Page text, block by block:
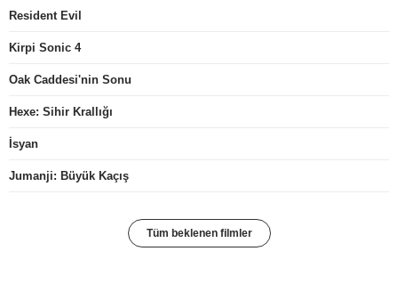
Resident Evil
Kirpi Sonic 4
Oak Caddesi'nin Sonu
Hexe: Sihir Krallığı
İsyan
Jumanji: Büyük Kaçış
Tüm beklenen filmler